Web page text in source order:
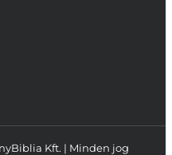
Kft. | Minden jog